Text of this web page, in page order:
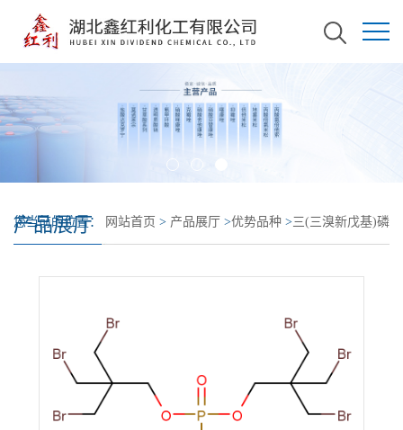
产品展厅
您当前的位置： 网站首页 > 产品展厅 >优势品种 >三(三溴新戊基)磷